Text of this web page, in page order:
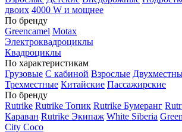
двоих 4000 W и мощнее
По бренду
Greencamel Motax
Электроквадроциклы
Квадроциклы
По характеристикам
Грузовые С кабиной Взрослые
Трехместные Китайские Пассажирские
По бренду
Rutrike Rutrike Топик Rutrike Бумеранг
Караван Rutrike Экипаж White Siberia
City Coco